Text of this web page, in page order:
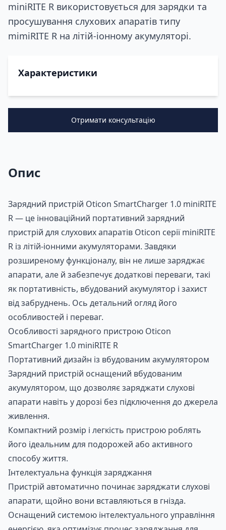
miniRITE R використовується для зарядки та
просушування слухових апаратів типу
mimiRITE R на літій-іонному акумуляторі.
Характеристики
Отримати консультацію
Опис
Зарядний пристрій Oticon SmartCharger 1.0 miniRITE
R — це інноваційний портативний зарядний
пристрій для слухових апаратів Oticon серії miniRITE
R із літій-іонними акумуляторами. Завдяки
розширеному функціоналу, він не лише заряджає
апарати, але й забезпечує додаткові переваги, такі
як портативність, вбудований акумулятор і захист
від забруднень. Ось детальний огляд його
особливостей і переваг.
Особливості зарядного пристрою Oticon
SmartCharger 1.0 miniRITE R
Портативний дизайн із вбудованим акумулятором
Зарядний пристрій оснащений вбудованим
акумулятором, що дозволяє заряджати слухові
апарати навіть у дорозі без підключення до джерела
живлення.
Компактний розмір і легкість пристрою роблять
його ідеальним для подорожей або активного
способу життя.
Інтелектуальна функція заряджання
Пристрій автоматично починає заряджати слухові
апарати, щойно вони вставляються в гнізда.
Оснащений системою інтелектуального управління